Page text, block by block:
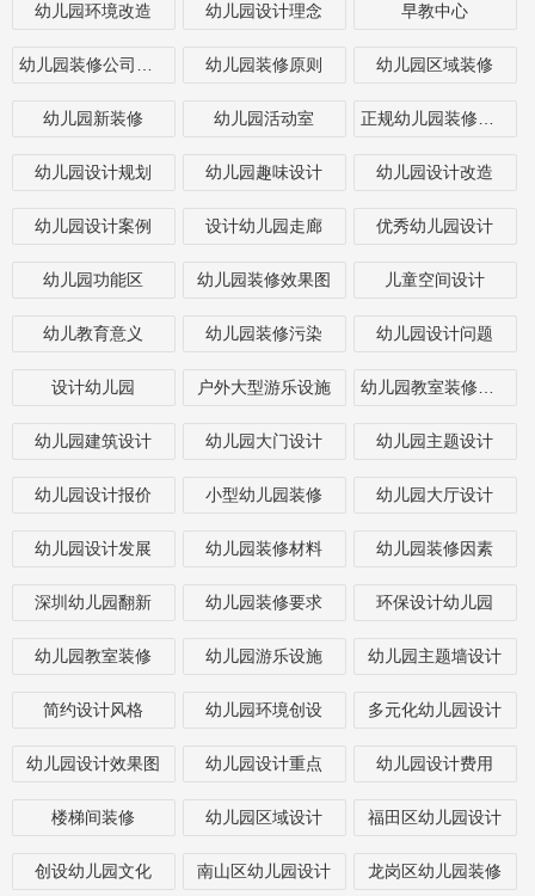
幼儿园环境改造 幼儿园设计理念 早教中心
幼儿园装修原则 幼儿园区域装修
幼儿园新装修 幼儿园活动室 正规幼儿园装修公司
幼儿园设计规划 幼儿园趣味设计 幼儿园设计改造
幼儿园设计案例 设计幼儿园走廊 优秀幼儿园设计
幼儿园功能区 幼儿园装修效果图 儿童空间设计
幼儿教育意义 幼儿园装修污染 幼儿园设计问题
设计幼儿园 户外大型游乐设施 幼儿园教室装修技巧
幼儿园建筑设计 幼儿园大门设计 幼儿园主题设计
幼儿园设计报价 小型幼儿园装修 幼儿园大厅设计
幼儿园设计发展 幼儿园装修材料 幼儿园装修因素
深圳幼儿园翻新 幼儿园装修要求 环保设计幼儿园
幼儿园教室装修 幼儿园游乐设施 幼儿园主题墙设计
简约设计风格 幼儿园环境创设 多元化幼儿园设计
幼儿园设计效果图 幼儿园设计重点 幼儿园设计费用
楼梯间装修 幼儿园区域设计 福田区幼儿园设计
创设幼儿园文化 南山区幼儿园设计 龙岗区幼儿园装修